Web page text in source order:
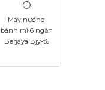
Máy nướng
bánh mì 6 ngăn
Berjaya Bjy-t6